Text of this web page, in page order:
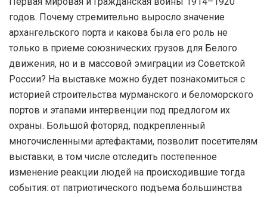
годов. Почему стремительно выросло значение
архангельского порта и какова была его роль не
только в приеме союзнических грузов для Белого
движения, но и в массовой эмиграции из Советской
России? На выставке можно будет познакомиться с
историей строительства мурманского и беломорского
портов и этапами интервенции под предлогом их
охраны. Большой фоторяд, подкрепленный
многочисленными артефактами, позволит посетителям
выставки, в том числе отследить постепенное
изменение реакции людей на происходившие тогда
события: от патриотического подъема большинства